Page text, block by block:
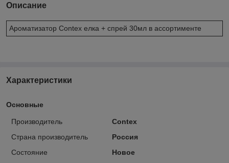
Описание
Ароматизатор Contex елка + спрей 30мл в ассортименте
Характеристики
Основные
Производитель
Contex
Страна производитель
Россия
Состояние
Новое